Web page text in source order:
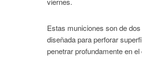
Estas municiones son de
diseñada para perforar
penetrar profundamente en